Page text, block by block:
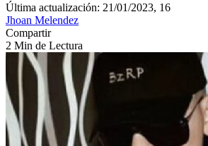
Última actualización: 21/01/2023, 16
Jhoan Melendez
Compartir
2 Min de Lectura